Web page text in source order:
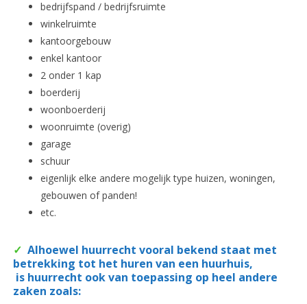
bedrijfspand / bedrijfsruimte
winkelruimte
kantoorgebouw
enkel kantoor
2 onder 1 kap
boerderij
woonboerderij
woonruimte (overig)
garage
schuur
eigenlijk elke andere mogelijk type huizen, woningen,
gebouwen of panden!
etc.
✓ Alhoewel huurrecht vooral bekend staat met
betrekking tot het huren van een huurhuis,
is huurrecht ook van toepassing op heel andere
zaken zoals: